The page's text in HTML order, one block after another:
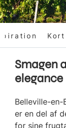
Kort
Smagen
elegance
Belleville-en-
er en del af
for sine